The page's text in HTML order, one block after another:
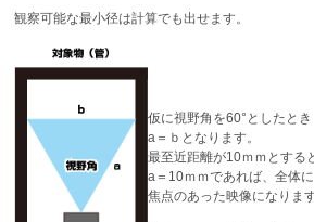
観察可能な最小径は計算でも出せます。
仮に視野角を60°としたとき
a＝ｂとなります。
最至近距離が10ｍｍとする
a＝10ｍｍであれば、全体に
焦点のあった映像になります